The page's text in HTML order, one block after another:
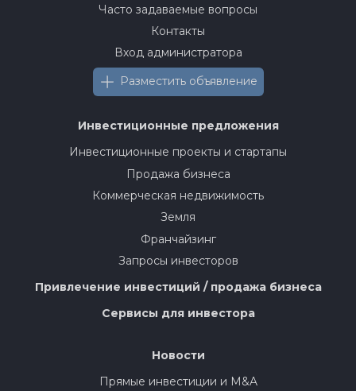
Часто задаваемые вопросы
Контакты
Вход администратора
Разместить объявление
Инвестиционные предложения
Инвестиционные проекты и стартапы
Продажа бизнеса
Коммерческая недвижимость
Земля
Франчайзинг
Запросы инвесторов
Привлечение инвестиций / продажа бизнеса
Сервисы для инвестора
Новости
Прямые инвестиции и M&A